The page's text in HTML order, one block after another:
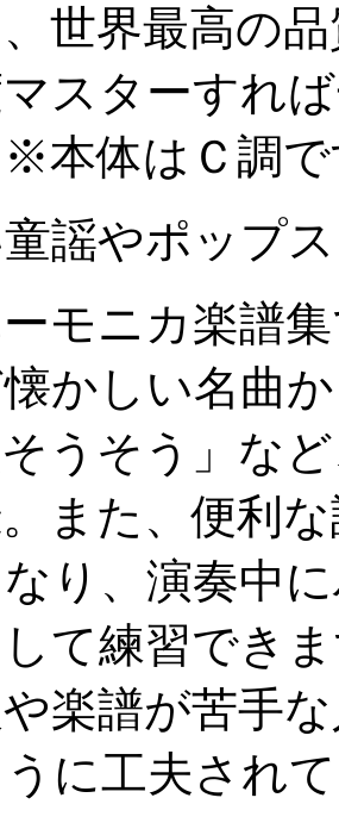
世界最高の
スターすれ
本体はＣ調
謡やポップ
モニカ楽譜
かしい名曲
うそう」な
また、便利
り、演奏中
て練習でき
楽譜が苦手
に工夫され